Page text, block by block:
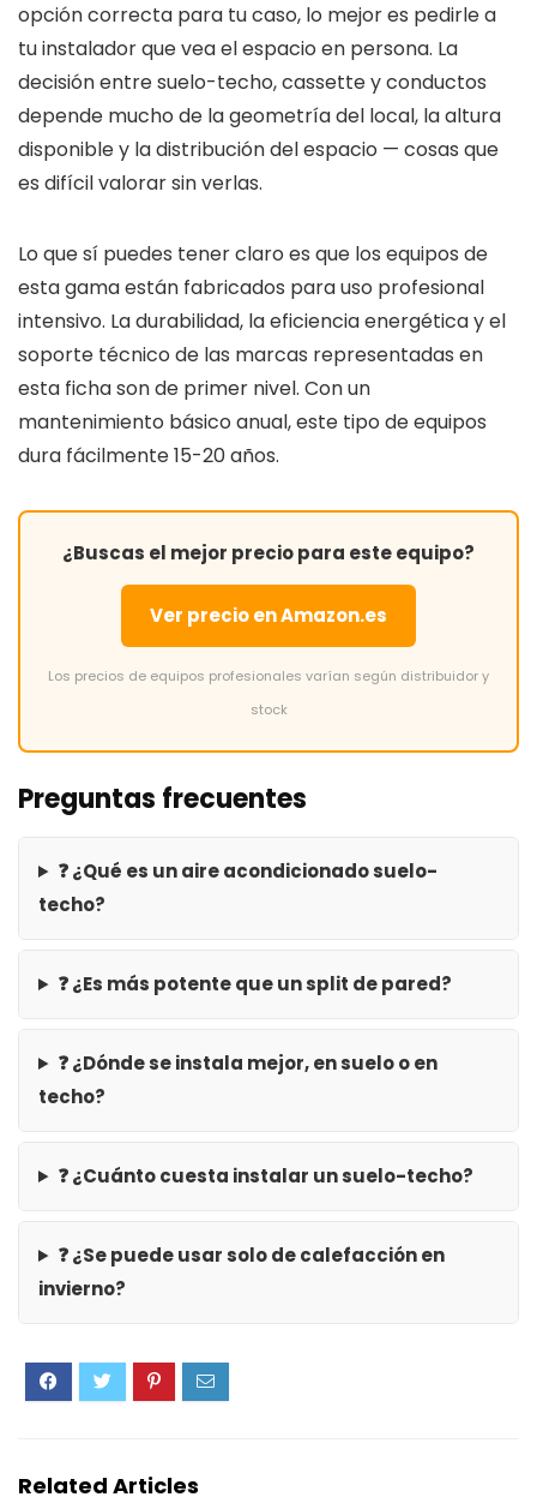
opción correcta para tu caso, lo mejor es pedirle a
tu instalador que vea el espacio en persona. La
decisión entre suelo-techo, cassette y conductos
depende mucho de la geometría del local, la altura
disponible y la distribución del espacio — cosas que
es difícil valorar sin verlas.
Lo que sí puedes tener claro es que los equipos de
esta gama están fabricados para uso profesional
intensivo. La durabilidad, la eficiencia energética y el
soporte técnico de las marcas representadas en
esta ficha son de primer nivel. Con un
mantenimiento básico anual, este tipo de equipos
dura fácilmente 15-20 años.
¿Buscas el mejor precio para este equipo?
Ver precio en Amazon.es
Los precios de equipos profesionales varían según distribuidor y
stock
Preguntas frecuentes
❓ ¿Qué es un aire acondicionado suelo-
techo?
❓ ¿Es más potente que un split de pared?
❓ ¿Dónde se instala mejor, en suelo o en
techo?
❓ ¿Cuánto cuesta instalar un suelo-techo?
❓ ¿Se puede usar solo de calefacción en
invierno?
Related Articles